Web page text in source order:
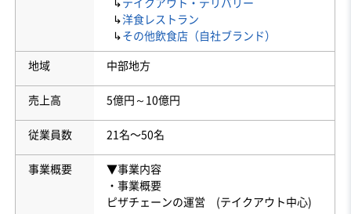
↳ テイクアウト・デリバリー
↳ 洋食レストラン
↳ その他飲食店（自社ブランド）
地域 中部地方
売上高 5億円～10億円
従業員数 21名〜50名
事業概要
▼事業内容
・事業概要
ピザチェーンの運営 (テイクアウト中心)